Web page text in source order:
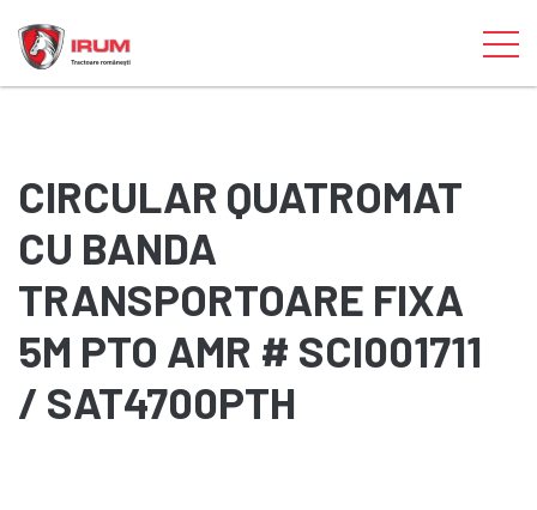
CIRCULAR QUATROMAT
CU BANDA
TRANSPORTOARE FIXA
5M PTO AMR # SCI001711
/ SAT4700PTH